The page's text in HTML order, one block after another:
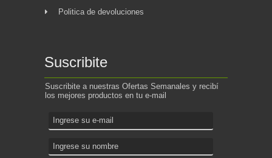
Politica de devoluciones
Suscribite
Suscribite a nuestras Ofertas Semanales y recibí
los mejores productos en tu e-mail